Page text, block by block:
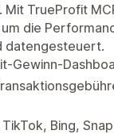
TrueProfit
die
datengesteuert.
Gewinn-
Bing,